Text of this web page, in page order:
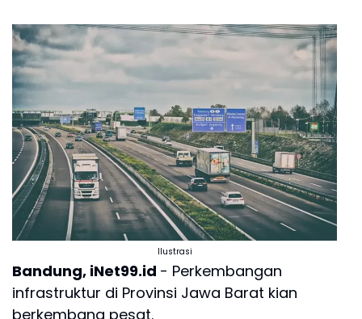
Ilustrasi
Bandung, iNet99.id - Perkembangan
infrastruktur di Provinsi Jawa Barat kian
berkembang pesat.